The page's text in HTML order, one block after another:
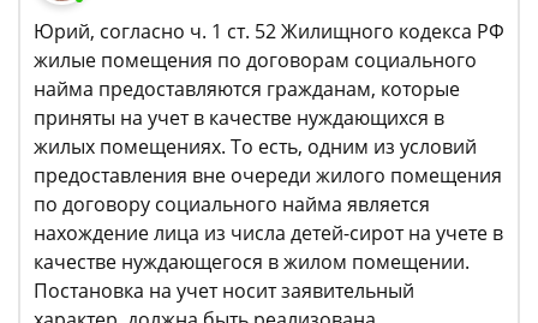
Юрий, согласно ч. 1 ст. 52 Жилищного кодекса РФ
жилые помещения по договорам социального
найма предоставляются гражданам, которые
приняты на учет в качестве нуждающихся в
жилых помещениях. То есть, одним из условий
предоставления вне очереди жилого помещения
по договору социального найма является
нахождение лица из числа детей-сирот на учете в
качестве нуждающегося в жилом помещении.
Постановка на учет носит заявительный